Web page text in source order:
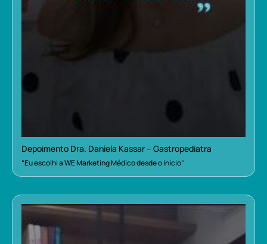
Depoimento Dra. Daniela Kassar – Gastropediatra
“Eu escolhi a WE Marketing Médico desde o início”